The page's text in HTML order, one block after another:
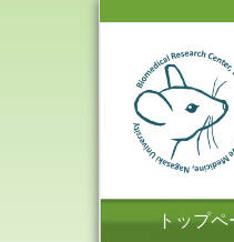
トップペ